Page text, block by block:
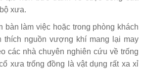
xưa.
bàn làm việc hoặc trong phòng khách
thích nguồn vượng khí mang lại may
các nhà chuyên nghiên cứu về trống
xưa trống đồng là vật dụng rất xa xỉ